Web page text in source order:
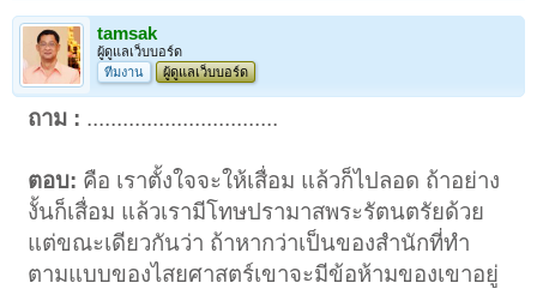
tamsak
ผู้ดูแลเว็บบอร์ด
ทีมงาน
ผู้ดูแลเว็บบอร์ด
ถาม : ................................
ตอบ: คือ เราตั้งใจจะให้เสื่อม แล้วก็ไปลอด ถ้าอย่าง
งั้นก็เสื่อม แล้วเรามีโทษปรามาสพระรัตนตรัยด้วย
แต่ขณะเดียวกันว่า ถ้าหากว่าเป็นของสำนักที่ทำ
ตามแบบของไสยศาสตร์เขาจะมีข้อห้ามของเขาอยู่